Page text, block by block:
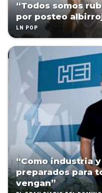
“Todos somos
por posteo
LN POP
“Como industria
preparados para
vengan”